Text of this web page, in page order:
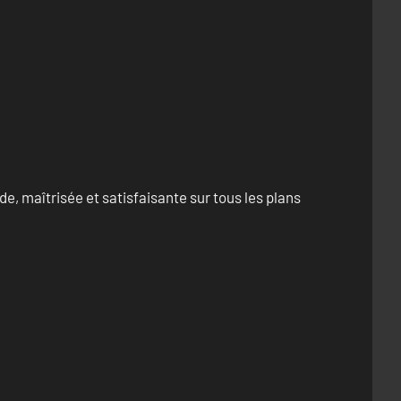
maîtrisée et satisfaisante sur tous les plans